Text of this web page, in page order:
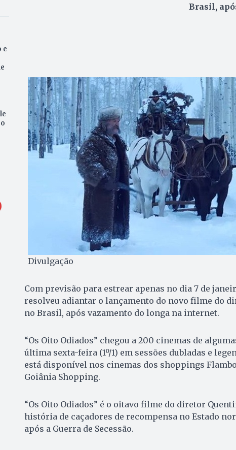
e
Brasil,
Divulgação
Com previsão para estrear apenas no dia 7 de
resolveu adiantar o lançamento do novo filme do
no Brasil, após vazamento do longa na internet.
“Os Oito Odiados” chegou a 200 cinemas de
última sexta-feira (1º/1) em sessões dubladas e
está disponível nos cinemas dos shoppings
Goiânia Shopping.
“Os Oito Odiados” é o oitavo filme do diretor
história de caçadores de recompensa no Estado
após a Guerra de Secessão.